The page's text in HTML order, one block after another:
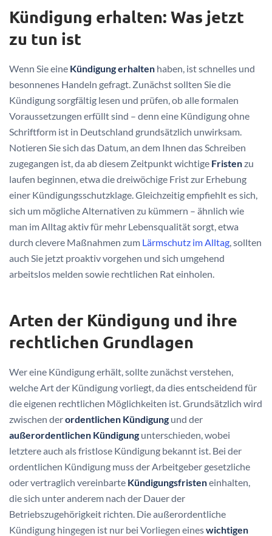
Kündigung erhalten: Was jetzt
zu tun ist
Wenn Sie eine Kündigung erhalten haben, ist schnelles und
besonnenes Handeln gefragt. Zunächst sollten Sie die
Kündigung sorgfältig lesen und prüfen, ob alle formalen
Voraussetzungen erfüllt sind – denn eine Kündigung ohne
Schriftform ist in Deutschland grundsätzlich unwirksam.
Notieren Sie sich das Datum, an dem Ihnen das Schreiben
zugegangen ist, da ab diesem Zeitpunkt wichtige Fristenzu
laufen beginnen, etwa die dreiwöchige Frist zur Erhebung
einer Kündigungsschutzklage. Gleichzeitig empfiehlt es sich,
sich um mögliche Alternativen zu kümmern – ähnlich wie
man im Alltag aktiv für mehr Lebensqualität sorgt, etwa
durch clevere Maßnahmen zum Lärmschutz im Alltag, sollten
auch Sie jetzt proaktiv vorgehen und sich umgehend
arbeitslos melden sowie rechtlichen Rat einholen.
Arten der Kündigung und ihre
rechtlichen Grundlagen
Wer eine Kündigung erhält, sollte zunächst verstehen,
welche Art der Kündigung vorliegt, da dies entscheidend für
die eigenen rechtlichen Möglichkeiten ist. Grundsätzlich wird
zwischen derordentlichen Kündigung und der
außerordentlichen Kündigung unterschieden, wobei
letztere auch als fristlose Kündigung bekannt ist. Bei der
ordentlichen Kündigung muss der Arbeitgeber gesetzliche
oder vertraglich vereinbarte Kündigungsfristeneinhalten,
die sich unter anderem nach der Dauer der
Betriebszugehörigkeit richten. Die außerordentliche
Kündigung hingegen ist nur bei Vorliegen eineswichtigen